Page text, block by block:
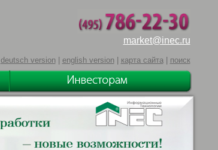
market@inec.ru
deutsch version| english version| карта сайта| поиск